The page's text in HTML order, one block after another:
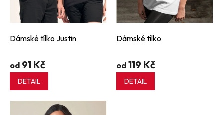
Dámské tílko Justin
od 91 Kč
DETAIL
Dámské tílko
od 119 Kč
DETAIL